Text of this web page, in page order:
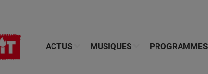
ACTUS MUSIQUES PROGRAMMES